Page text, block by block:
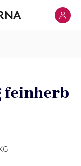
Klicka
feinherb